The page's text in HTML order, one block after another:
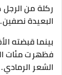
ركلة من الرجل
البعيدة نصفين.
بينما قبضته
فظهرت مئات
الشعر الرمادي.